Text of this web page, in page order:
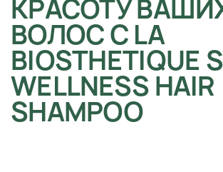
КРАСОТУ
ВОЛОС С LA
BIOSTHETIQUE
WELLNESS HAIR
SHAMPOO